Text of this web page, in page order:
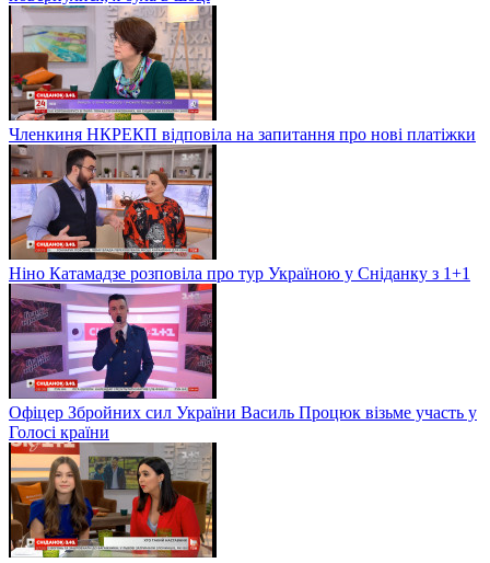
Членкиня НКРЕКП відповіла на запитання про нові платіжки
Ніно Катамадзе розповіла про тур Україною у Сніданку з 1+1
Офіцер Збройних сил України Василь Процюк візьме участь у
Голосі країни